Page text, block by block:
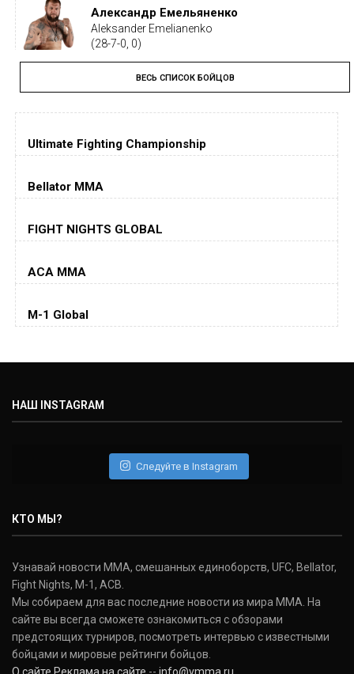
Александр Емельяненко
Aleksander Emelianenko
(28-7-0, 0)
Тайрон Вудли
Tyron Woodley
(19-5-1, 0)
Дастин Порье
(26-6-0, 1)
Jorge Masvidal
Колби Ковингтон
Дэниель Кормье
(22-2-0, 1)
Donald Cerrone
(36-15-0, 1)
Исраэль Адесанья
Israel Adesanya
(19-0-0, 0)
ВЕСЬ СПИСОК БОЙЦОВ
Ultimate Fighting Championship
Bellator MMA
FIGHT NIGHTS GLOBAL
ACA MMA
M-1 Global
НАШ INSTAGRAM
Следуйте в Instagram
КТО МЫ?
Узнавай новости ММА, смешанных единоборств, UFC, Bellator,
Fight Nights, M-1, ACB.
Мы собираем для вас последние новости из мира ММА. На
сайте вы всегда сможете ознакомиться с обзорами
предстоящих турниров, посмотреть интервью с известными
бойцами и мировые рейтинги бойцов.
О сайте Реклама на сайте -- info@vmma.ru